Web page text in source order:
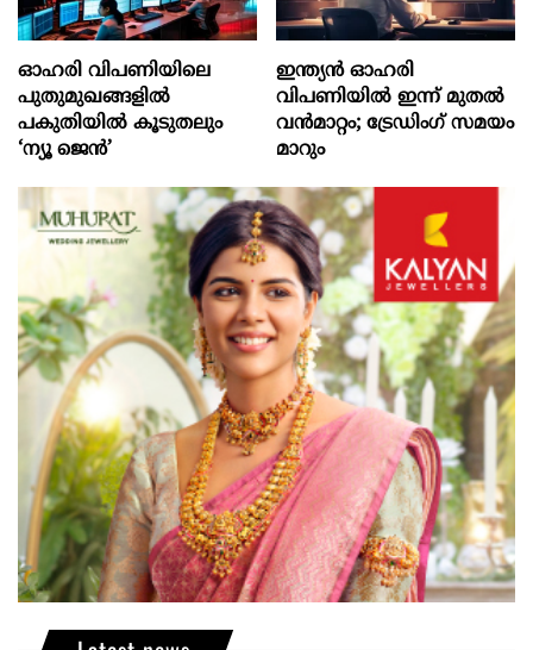
ഓഹരി വിപണിയിലെ
പുതുമുഖങ്ങളിൽ
പകുതിയിൽ കൂടുതലും
‘ന്യൂ ജെൻ’
ഇന്ത്യൻ ഓഹരി
വിപണിയിൽ ഇന്ന് മുതൽ
വൻമാറ്റം; ട്രേഡിംഗ് സമയം
മാറും